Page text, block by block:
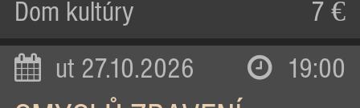
Dom kultúry 7 €
ut 27.10.2026 19:00